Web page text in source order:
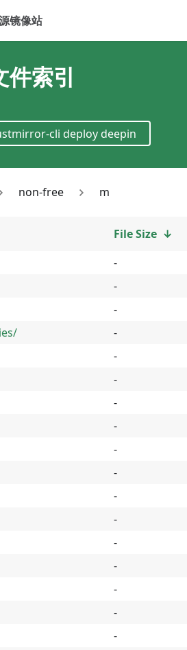
镜像站
件索引
cli deploy deepin
non-free m
File Size ↓
-
-
-
-
-
-
-
-
-
-
-
-
-
-
-
-
-